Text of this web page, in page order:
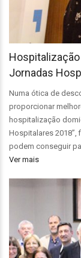
Jornadas
Numa ótica de
proporcionar
hospitalização
Hospitalares
podem conseguir
Ver mais